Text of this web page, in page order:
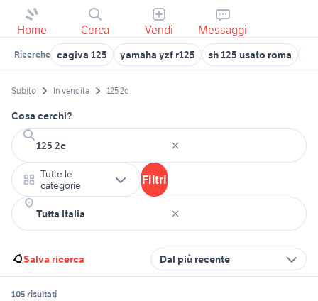
Home Cerca Vendi Messaggi
Ricerche cagiva 125 yamaha yzf r125 sh 125 usato roma
Subito In vendita 125 2c
Cosa cerchi?
Tutte le
categorie
Filtri
Salva ricerca Dal più recente
105 risultati